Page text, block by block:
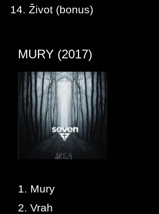
14. Život (bonus)
MURY (2017)
1. Mury
2. Vrah